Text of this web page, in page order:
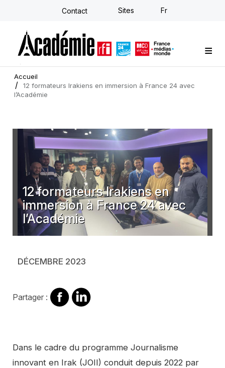
Aller
principal
Contact Sites Fr
Formations sur-mesure
Conseil stratégique
E-learning individuel
L'Académie
Actualités
Newsletter
Accueil
12 formateurs Irakiens en immersion à France 24 avec
l’Académie
12 formateurs Irakiens en
immersion à France 24 avec
l’Académie
DÉCEMBRE 2023
Partager : Partager
sur
Partager
sur
Contenu
Dans le cadre du programme Journalisme
innovant en Irak (JOII) conduit depuis 2022 par